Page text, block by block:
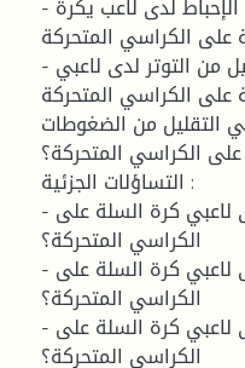
- التعرف على دور الألعاب شبه رياضية في التقليل من الإحباط لدى لاعب يكرة
على الكراسي المتحركة.
- التعرف على دور الألعاب شبه رياضية في التقليل من التوتر لدى لاعبي
على الكراسي المتحركة.
التقليل من الضغوطات
الكراسي المتحركة؟
التساؤلات الجزئية :
- هل للألعاب شبه رياضية دور في التقليل من القلق لدى لاعبي كرة السلة على
الكراسي المتحركة؟
- هل للألعاب شبه رياضية دور في التقليل من الإحباط لدى لاعبي كرة السلة على
الكراسي المتحركة؟
- هل للألعاب شبه رياضية دور في التقليل من التوتر لدى لاعبي كرة السلة على
الكراسي المتحركة؟